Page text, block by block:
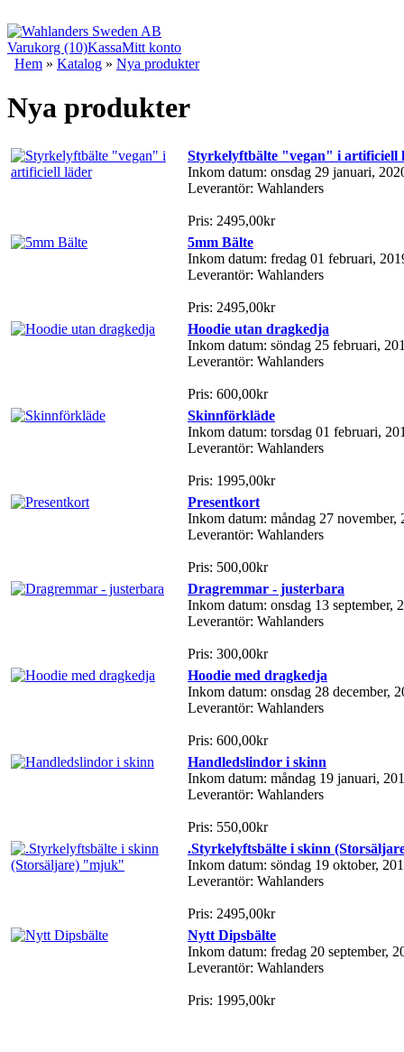
Varukorg (10)KassaMitt konto
Hem » Katalog » Nya produkter
Nya produkter
Styrkelyftbälte "vegan" i artificiell
Inkom datum: onsdag 29 januari,
Leverantör: Wahlanders
Pris: 2495,00kr
5mm Bälte
Inkom datum: fredag 01 februari,
Leverantör: Wahlanders
Pris: 2495,00kr
Hoodie utan dragkedja
Inkom datum: söndag 25 februari,
Leverantör: Wahlanders
Pris: 600,00kr
Skinnförkläde
Inkom datum: torsdag 01 februari,
Leverantör: Wahlanders
Pris: 1995,00kr
Presentkort
Inkom datum: måndag 27 november,
Leverantör: Wahlanders
Pris: 500,00kr
Dragremmar - justerbara
Inkom datum: onsdag 13 september,
Leverantör: Wahlanders
Pris: 300,00kr
Hoodie med dragkedja
Inkom datum: onsdag 28 december,
Leverantör: Wahlanders
Pris: 600,00kr
Handledslindor i skinn
Inkom datum: måndag 19 januari,
Leverantör: Wahlanders
Pris: 550,00kr
.Styrkelyftsbälte i skinn
Inkom datum: söndag 19 oktober,
Leverantör: Wahlanders
Pris: 2495,00kr
Nytt Dipsbälte
Inkom datum: fredag 20 september,
Leverantör: Wahlanders
Pris: 1995,00kr